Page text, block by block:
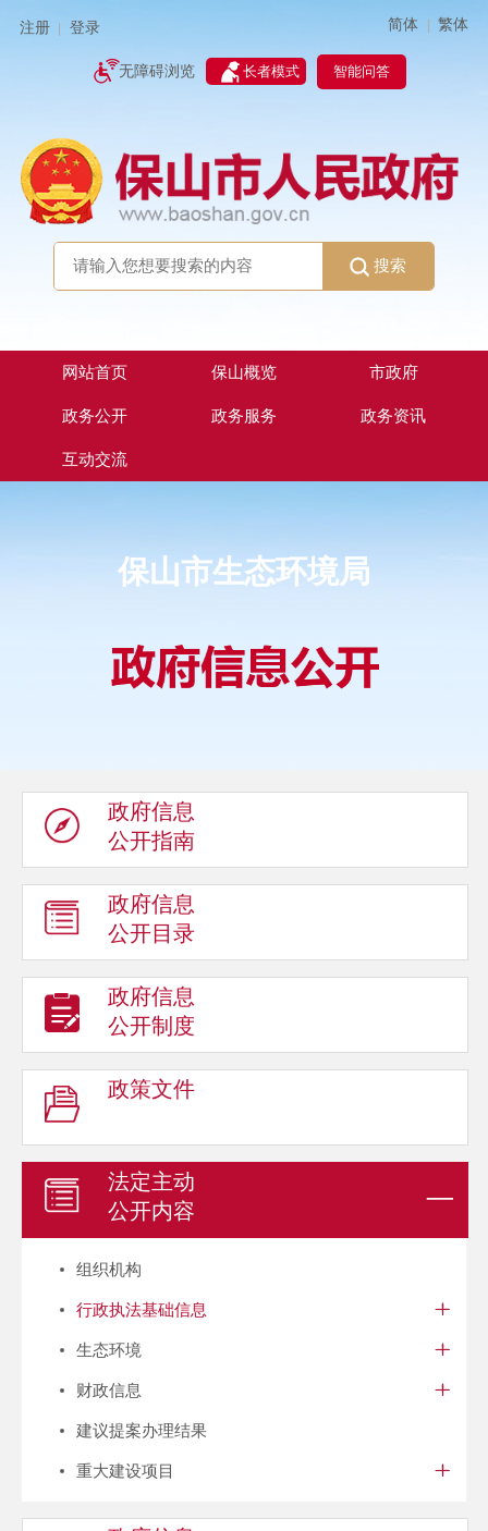
注册 登录 简体 | 繁体
无障碍浏览 长者模式 智能问答
搜索
网站首页 保山概览 市政府
政务公开 政务服务 政务资讯
互动交流
保山市生态环境局
政府信息
公开指南
政府信息
公开目录
政府信息
公开制度
政策文件
法定主动
公开内容
组织机构
行政执法基础信息
生态环境
财政信息
建议提案办理结果
重大建设项目